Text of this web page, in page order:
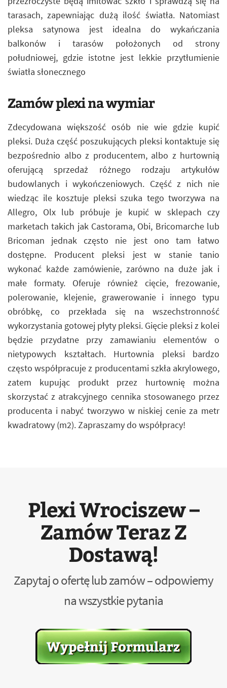
tarasach, zapewniając dużą ilość światła. Natomiast
pleksa satynowa jest idealna do wykańczania
balkonów i tarasów położonych od strony
południowej, gdzie istotne jest lekkie przytłumienie
światła słonecznego
Zamów plexi na wymiar
Zdecydowana większość osób nie wie gdzie kupić
pleksi. Duża część poszukujących pleksi kontaktuje się
bezpośrednio albo z producentem, albo z hurtownią
oferującą sprzedaż różnego rodzaju artykułów
budowlanych i wykończeniowych. Część z nich nie
wiedząc ile kosztuje pleksi szuka tego tworzywa na
Allegro, Olx lub próbuje je kupić w sklepach czy
marketach takich jak Castorama, Obi, Bricomarche lub
Bricoman jednak często nie jest ono tam łatwo
dostępne. Producent pleksi jest w stanie tanio
wykonać każde zamówienie, zarówno na duże jak i
małe formaty. Oferuje również cięcie, frezowanie,
polerowanie, klejenie, grawerowanie i innego typu
obróbkę, co przekłada się na wszechstronność
wykorzystania gotowej płyty pleksi. Gięcie pleksi z kolei
będzie przydatne przy zamawianiu elementów o
nietypowych kształtach. Hurtownia pleksi bardzo
często współpracuje z producentami szkła akrylowego,
zatem kupując produkt przez hurtownię można
skorzystać z atrakcyjnego cennika stosowanego przez
producenta i nabyć tworzywo w niskiej cenie za metr
kwadratowy (m2). Zapraszamy do współpracy!
Plexi Wrociszew –
Zamów Teraz Z
Dostawą!
Zapytaj o ofertę lub zamów – odpowiemy
na wszystkie pytania